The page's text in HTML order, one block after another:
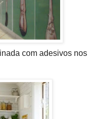
com adesivos nos